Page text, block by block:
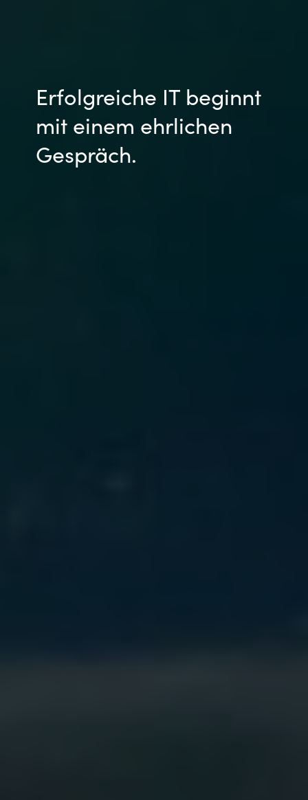
Erfolgreiche IT beginnt
mit einem ehrlichen
Gespräch.